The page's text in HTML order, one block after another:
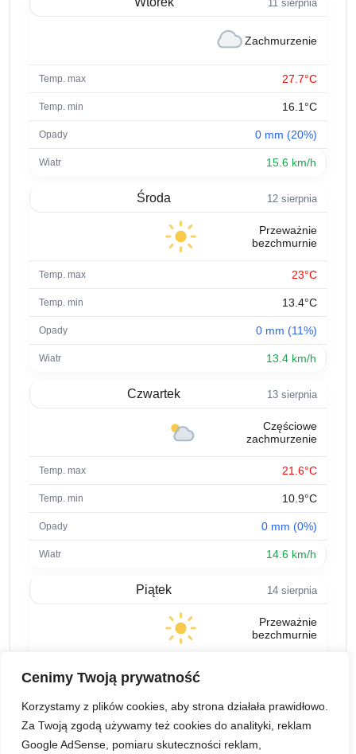
Cenimy Twoją prywatność
Korzystamy z plików cookies, aby strona działała prawidłowo.
Za Twoją zgodą używamy też cookies do analityki, reklam
Google AdSense, pomiaru skuteczności reklam,
11 sierpnia
Zachmurzenie
27.7°C
16.1°C
0 mm (20%)
15.6 km/h
Środa 12 sierpnia
Przeważnie
bezchmurnie
23°C
13.4°C
0 mm (11%)
13.4 km/h
Czwartek 13 sierpnia
Częściowe
zachmurzenie
21.6°C
10.9°C
0 mm (0%)
14.6 km/h
Piątek 14 sierpnia
Przeważnie
bezchmurnie
0 mm (0%)